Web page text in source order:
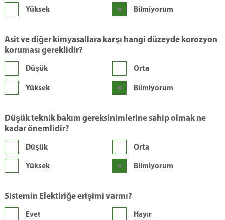
Yüksek
Bilmiyorum
Asit ve diğer kimyasallara karşı hangi düzeyde korozyon
koruması gereklidir?
Düşük
Orta
Yüksek
Bilmiyorum
Düşük teknik bakım gereksinimlerine sahip olmak ne
kadar önemlidir?
Düşük
Orta
Yüksek
Bilmiyorum
Sistemin Elektiriğe erişimi varmı?
Evet
Hayır